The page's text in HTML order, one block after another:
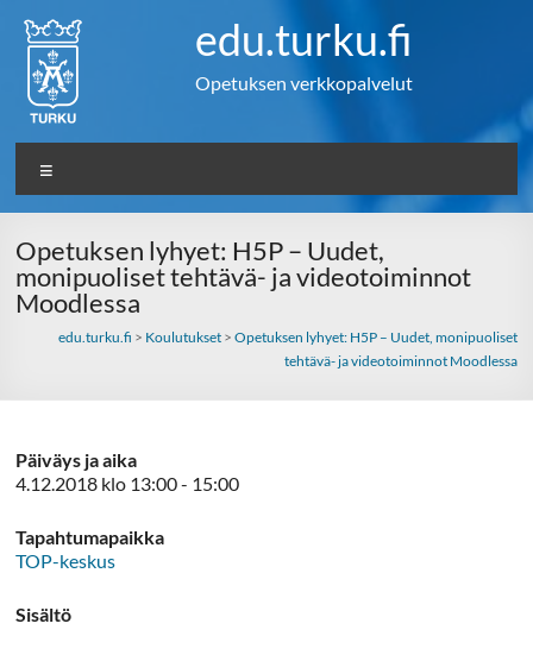
content
edu.turku.fi
Opetuksen verkkopalvelut
Opetuksen lyhyet: H5P – Uudet,
monipuoliset tehtävä- ja videotoiminnot
Moodlessa
edu.turku.fi > Koulutukset> Opetuksen lyhyet: H5P – Uudet, monipuoliset
tehtävä- ja videotoiminnot Moodlessa
Päiväys ja aika
4.12.2018 klo 13:00 - 15:00
Tapahtumapaikka
TOP-keskus
Sisältö